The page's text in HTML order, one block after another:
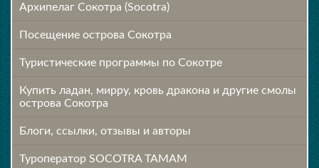
Архипелаг Сокотра (Socotra)
Посещение острова Cокотра
Туристические программы по Сокотре
Купить ладан, мирру, кровь дракона и другие смолы
острова Сокотра
Блоги, ссылки, отзывы и авторы
Туроператор SOCOTRA TAMAM